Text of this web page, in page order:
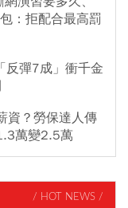
：拒配合最高罰
反彈7成」衝千金
資？勞保達人傳
萬變2.5萬
/ HOT NEWS /